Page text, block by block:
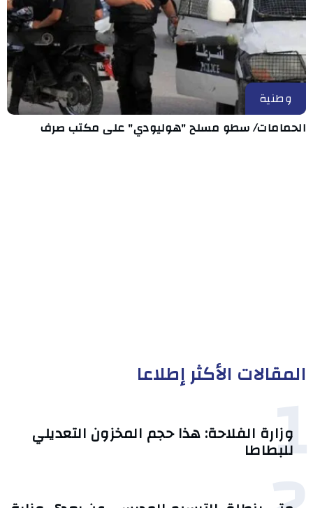
وطنية
الحمامات/ سطو مسلح "هوليودي" على مكتب صرف
المقالات الأكثر إطلاعا
1
وزارة الفلاحة: هذا حجم المخزون التعديلي
للبطاطا